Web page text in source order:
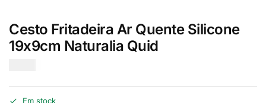
Cesto Fritadeira Ar Quente Silicone
19x9cm Naturalia Quid
Em stock